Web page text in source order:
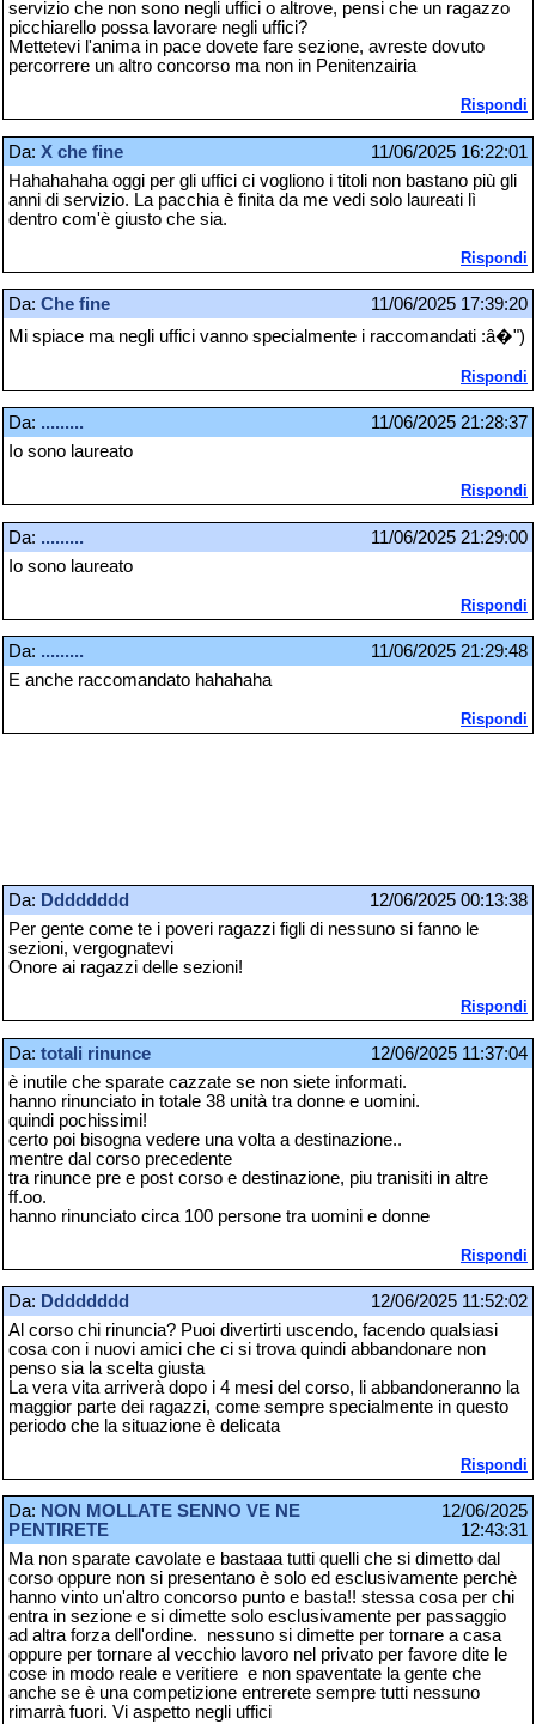
servizio che non sono negli uffici o altrove, pensi che un ragazzo
picchiarello possa lavorare negli uffici?
Mettetevi l'anima in pace dovete fare sezione, avreste dovuto
percorrere un altro concorso ma non in Penitenzairia
Rispondi
Da: X che fine
11/06/2025 16:22:01
Hahahahaha oggi per gli uffici ci vogliono i titoli non bastano più gli
anni di servizio. La pacchia è finita da me vedi solo laureati lì
dentro com'è giusto che sia.
Rispondi
Da: Che fine
11/06/2025 17:39:20
Mi spiace ma negli uffici vanno specialmente i raccomandati :â�")
Rispondi
Da: .........
11/06/2025 21:28:37
Io sono laureato
Rispondi
Da: .........
11/06/2025 21:29:00
Io sono laureato
Rispondi
Da: .........
11/06/2025 21:29:48
E anche raccomandato hahahaha
Rispondi
Da: Dddddddd
12/06/2025 00:13:38
Per gente come te i poveri ragazzi figli di nessuno si fanno le
sezioni, vergognatevi
Onore ai ragazzi delle sezioni!
Rispondi
Da: totali rinunce
12/06/2025 11:37:04
è inutile che sparate cazzate se non siete informati.
hanno rinunciato in totale 38 unità tra donne e uomini.
quindi pochissimi!
certo poi bisogna vedere una volta a destinazione..
mentre dal corso precedente
tra rinunce pre e post corso e destinazione, piu tranisiti in altre
ff.oo.
hanno rinunciato circa 100 persone tra uomini e donne
Rispondi
Da: Dddddddd
12/06/2025 11:52:02
Al corso chi rinuncia? Puoi divertirti uscendo, facendo qualsiasi
cosa con i nuovi amici che ci si trova quindi abbandonare non
penso sia la scelta giusta
La vera vita arriverà dopo i 4 mesi del corso, li abbandoneranno la
maggior parte dei ragazzi, come sempre specialmente in questo
periodo che la situazione è delicata
Rispondi
Da: NON MOLLATE SENNO VE NE
PENTIRETE
12/06/2025
12:43:31
Ma non sparate cavolate e bastaaa tutti quelli che si dimetto dal
corso oppure non si presentano è solo ed esclusivamente perchè
hanno vinto un'altro concorso punto e basta!! stessa cosa per chi
entra in sezione e si dimette solo esclusivamente per passaggio
ad altra forza dell'ordine. nessuno si dimette per tornare a casa
oppure per tornare al vecchio lavoro nel privato per favore dite le
cose in modo reale e veritiere e non spaventate la gente che
anche se è una competizione entrerete sempre tutti nessuno
rimarrà fuori. Vi aspetto negli uffici